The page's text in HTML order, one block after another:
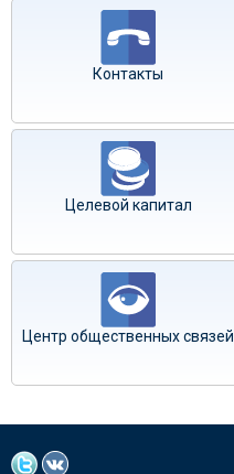
Контакты
Целевой капитал
Центр общественных связей